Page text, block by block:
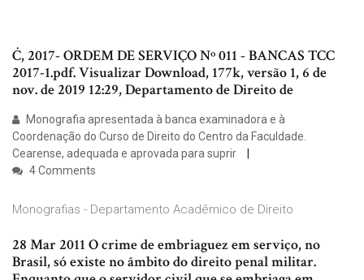
Ċ, 2017- ORDEM DE SERVIÇO Nº 011 - BANCAS TCC
2017-1.pdf. Visualizar Download, 177k, versão 1, 6 de
nov. de 2019 12:29, Departamento de Direito de
Monografia apresentada à banca examinadora e à
Coordenação do Curso de Direito do Centro da Faculdade.
Cearense, adequada e aprovada para suprir
4 Comments
Monografias - Departamento Acadêmico de Direito
28 Mar 2011 O crime de embriaguez em serviço, no
Brasil, só existe no âmbito do direito penal militar.